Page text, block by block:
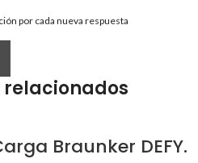
por cada nueva respuesta
relacionados
Braunker DEFY.